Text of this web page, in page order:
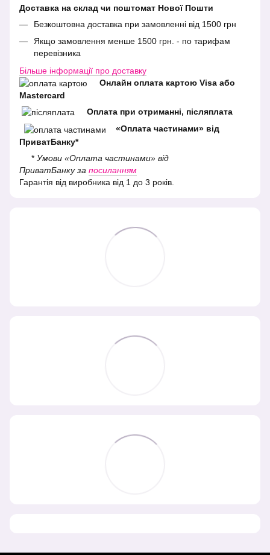
Доставка на склад чи поштомат Нової Пошти
Безкоштовна доставка при замовленні від 1500 грн
Якщо замовлення менше 1500 грн. - по тарифам
перевізника
Більше інформації про доставку
Онлайн оплата картою Visa або
Mastercard
Оплата при отриманні, післяплата
«Оплата частинами» від
ПриватБанку*
* Умови «Оплата частинами» від
ПриватБанку за посиланням
Гарантія від виробника від 1 до 3 років.